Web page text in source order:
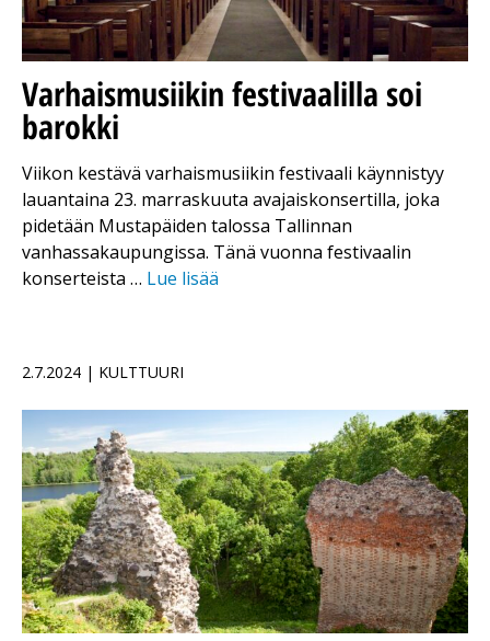
Varhaismusiikin festivaalilla soi
barokki
Viikon kestävä varhaismusiikin festivaali käynnistyy
lauantaina 23. marraskuuta avajaiskonsertilla, joka
pidetään Mustapäiden talossa Tallinnan
vanhassakaupungissa. Tänä vuonna festivaalin
konserteista … Lue lisää
2.7.2024 | KULTTUURI